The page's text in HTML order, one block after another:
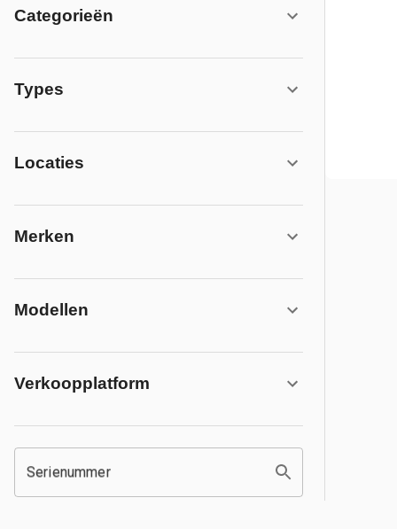
Categorieën
Types
Locaties
Merken
Modellen
Verkoopplatform
Serienummer